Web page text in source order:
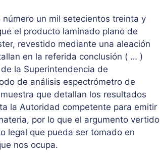
un mil setecientos treinta y
el producto laminado plano de
revestido mediante una aleación
en la referida conclusión ( … )
la Superintendencia de
de análisis espectrómetro de
que detallan los resultados
la Autoridad competente para emitir
por lo que el argumento vertido
legal que pueda ser tomado en
nos ocupa.